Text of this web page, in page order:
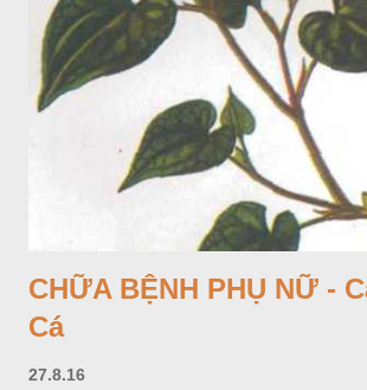
CHỮA BỆNH PHỤ NỮ -
Cá
27.8.16